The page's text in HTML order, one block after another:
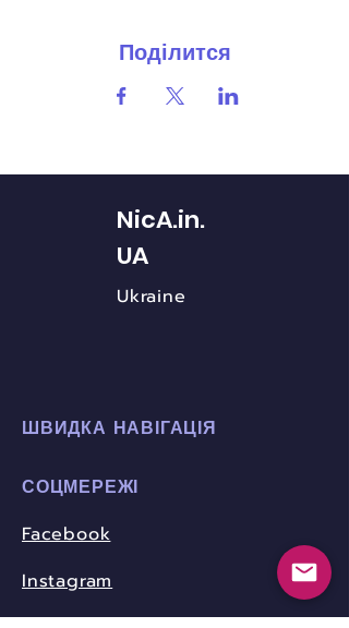
Поділится
NicA.in.
UA
Ukraine
ШВИДКА НАВІГАЦІЯ
СОЦМЕРЕЖІ
Facebook
Instagram